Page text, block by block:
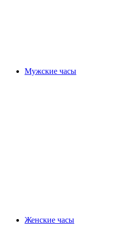
Мужские часы
Женские часы